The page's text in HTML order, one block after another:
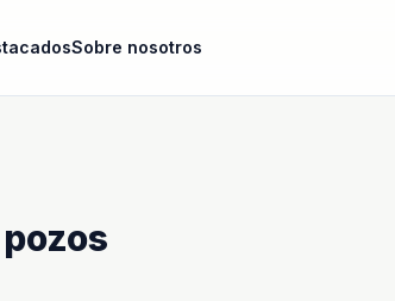
Sobre nosotros